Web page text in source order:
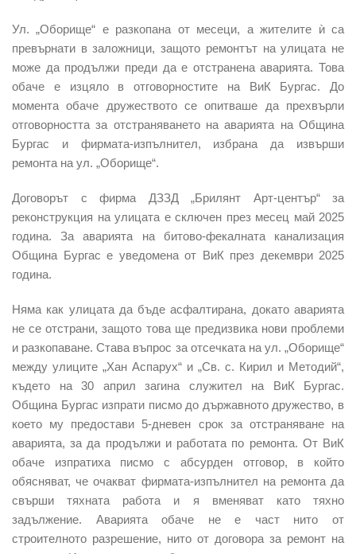
Ул. „Оборище“ е разкопана от месеци, а жителите ѝ са
превърнати в заложници, защото ремонтът на улицата не
може да продължи преди да е отстранена аварията. Това
обаче е изцяло в отговорностите на ВиК Бургас. До
момента обаче дружеството се опитваше да прехвърли
отговорността за отстраняването на аварията на Община
Бургас и фирмата-изпълнител, избрана да извърши
ремонта на ул. „Оборище“.
Договорът с фирма ДЗЗД „Брилянт Арт-център“ за
реконструкция на улицата е сключен през месец май 2025
година. За аварията на битово-фекалната канализация
Община Бургас е уведомена от ВиК през декември 2025
година.
Няма как улицата да бъде асфалтирана, докато аварията
не се отстрани, защото това ще предизвика нови проблеми
и разкопаване. Става въпрос за отсечката на ул. „Оборище“
между улиците „Хан Аспарух“ и „Св. с. Кирил и Методий“,
където на 30 април загина служител на ВиК Бургас.
Община Бургас изпрати писмо до държавното дружество, в
което му предостави 5-дневен срок за отстраняване на
аварията, за да продължи и работата по ремонта. От ВиК
обаче изпратиха писмо с абсурден отговор, в който
обясняват, че очакват фирмата-изпълнител на ремонта да
свърши тяхната работа и я вменяват като тяхно
задължение. Аварията обаче не е част нито от
строителното разрешение, нито от договора за ремонт на